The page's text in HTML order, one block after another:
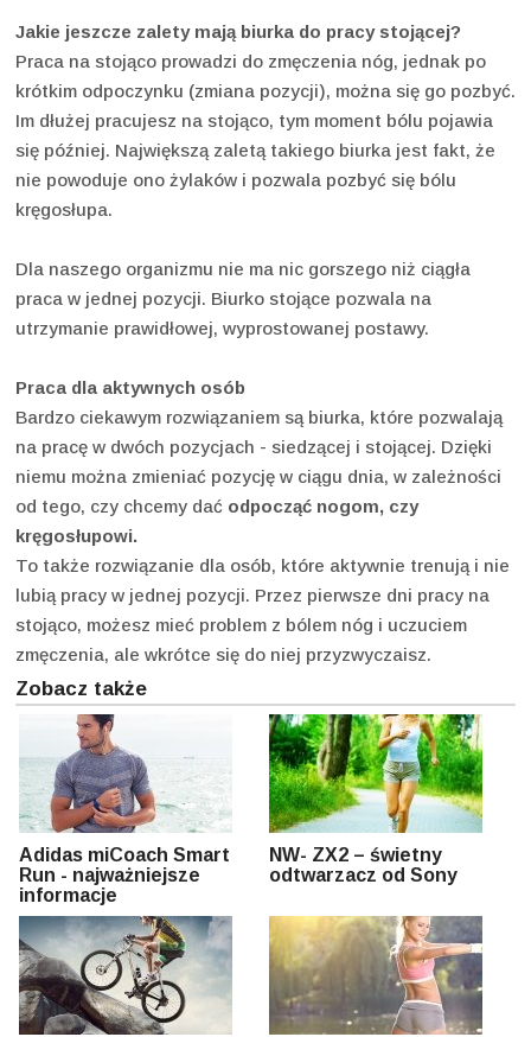
Jakie jeszcze zalety mają biurka do pracy stojącej?
Praca na stojąco prowadzi do zmęczenia nóg, jednak po
krótkim odpoczynku (zmiana pozycji), można się go pozbyć.
Im dłużej pracujesz na stojąco, tym moment bólu pojawia
się później. Największą zaletą takiego biurka jest fakt, że
nie powoduje ono żylaków i pozwala pozbyć się bólu
kręgosłupa.
Dla naszego organizmu nie ma nic gorszego niż ciągła
praca w jednej pozycji. Biurko stojące pozwala na
utrzymanie prawidłowej, wyprostowanej postawy.
Praca dla aktywnych osób
Bardzo ciekawym rozwiązaniem są biurka, które pozwalają
na pracę w dwóch pozycjach - siedzącej i stojącej. Dzięki
niemu można zmieniać pozycję w ciągu dnia, w zależności
od tego, czy chcemy dać odpocząć nogom, czy
kręgosłupowi.
To także rozwiązanie dla osób, które aktywnie trenują i nie
lubią pracy w jednej pozycji. Przez pierwsze dni pracy na
stojąco, możesz mieć problem z bólem nóg i uczuciem
zmęczenia, ale wkrótce się do niej przyzwyczaisz.
Zobacz także
Adidas miCoach Smart
Run - najważniejsze
informacje
NW- ZX2 – świetny
odtwarzacz od Sony